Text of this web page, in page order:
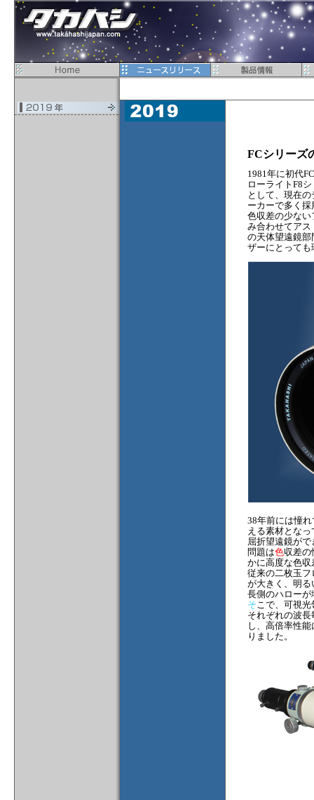
FCシリーズ
1981年に初代
ローライトF8
として、現在
ーカーで多く
色収差の少な
み合わせてア
の天体望遠鏡
ザーにとって
38年前には憧
える素材とな
屈折望遠鏡がで
問題は色収差の
かに高度な色
従来の二枚玉
が大きく、明
長側のハロー
そこで、可視
それぞれの波
し、高倍率性
りました。